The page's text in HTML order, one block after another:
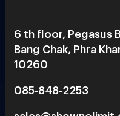
6 th floor, Pegasus
Bang Chak, Phra
10260
085-848-2253